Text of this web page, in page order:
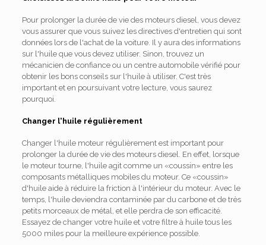
Pour prolonger la durée de vie des moteurs diesel, vous devez
vous assurer que vous suivez les directives d'entretien qui sont
données lors de l'achat de la voiture. Il y aura des informations
sur l'huile que vous devez utiliser. Sinon, trouvez un
mécanicien de confiance ou un centre automobile vérifié pour
obtenir les bons conseils sur l'huile à utiliser. C'est très
important et en poursuivant votre lecture, vous saurez
pourquoi.
Changer l'huile régulièrement
Changer l'huile moteur régulièrement est important pour
prolonger la durée de vie des moteurs diesel. En effet, lorsque
le moteur tourne, l'huile agit comme un «coussin» entre les
composants métalliques mobiles du moteur. Ce «coussin»
d'huile aide à réduire la friction à l'intérieur du moteur. Avec le
temps, l'huile deviendra contaminée par du carbone et de très
petits morceaux de métal, et elle perdra de son efficacité.
Essayez de changer votre huile et votre filtre à huile tous les
5000 miles pour la meilleure expérience possible.